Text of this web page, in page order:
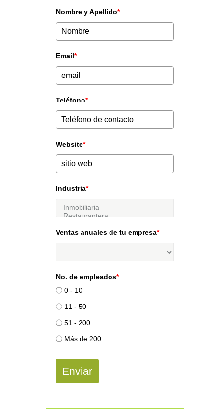
Nombre y Apellido*
Email*
Teléfono*
Website*
Industria*
Ventas anuales de tu empresa*
No. de empleados*
0 - 10
11 - 50
51 - 200
Más de 200
Enviar